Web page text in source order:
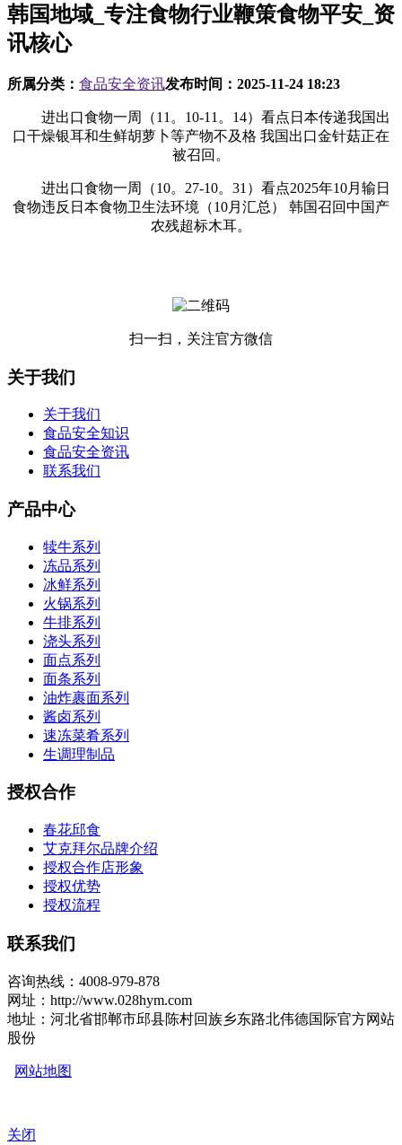
韩国地域_专注食物行业鞭策食物平安_资
讯核心
所属分类： 食品安全资讯发布时间： 2025-11-24 18:23
进出口食物一周（11。10-11。14）看点日本传递我国出
口干燥银耳和生鲜胡萝卜等产物不及格 我国出口金针菇正在
被召回。
进出口食物一周（10。27-10。31）看点2025年10月输日
食物违反日本食物卫生法环境（10月汇总） 韩国召回中国产
农残超标木耳。
扫一扫，关注官方微信
关于我们
关于我们
食品安全知识
食品安全资讯
联系我们
产品中心
犊牛系列
冻品系列
冰鲜系列
火锅系列
牛排系列
浇头系列
面点系列
面条系列
油炸裹面系列
酱卤系列
速冻菜肴系列
生调理制品
授权合作
春花邱食
艾克拜尔品牌介绍
授权合作店形象
授权优势
授权流程
联系我们
咨询热线：4008-979-878
网址：http://www.028hym.com
地址：河北省邯郸市邱县陈村回族乡东路北伟德国际官方网站
股份
网站地图
关闭